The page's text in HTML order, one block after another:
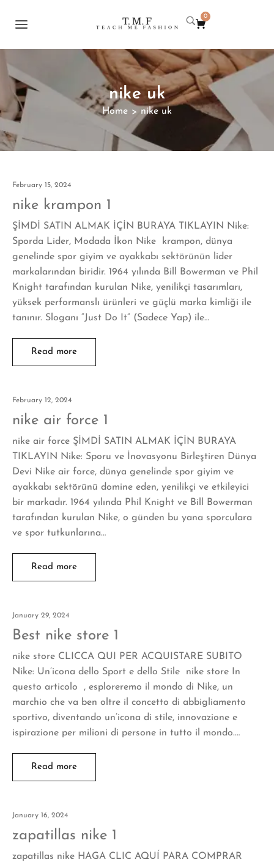
0
nike uk
Home > nike uk
February 15, 2024
nike krampon 1
ŞİMDİ SATIN ALMAK İÇİN BURAYA TIKLAYIN Nike:
Sporda Lider, Modada İkon Nike krampon, dünya
genelinde spor giyim ve ayakkabı sektörünün lider
markalarından biridir. 1964 yılında Bill Bowerman ve Phil
Knight tarafından kurulan Nike, yenilikçi tasarımları,
yüksek performanslı ürünleri ve güçlü marka kimliği ile
tanınır. Sloganı “Just Do It” (Sadece Yap) ile…
Read more
February 12, 2024
nike air force 1
nike air force ŞİMDİ SATIN ALMAK İÇİN BURAYA
TIKLAYIN Nike: Sporu ve İnovasyonu Birleştiren Dünya
Devi Nike air force, dünya genelinde spor giyim ve
ayakkabı sektörünü domine eden, yenilikçi ve etkileyici
bir markadır. 1964 yılında Phil Knight ve Bill Bowerman
tarafından kurulan Nike, o günden bu yana sporculara
ve spor tutkunlarına…
Read more
January 29, 2024
Best nike store 1
nike store CLICCA QUI PER ACQUISTARE SUBITO
Nike: Un’icona dello Sport e dello Stile nike store In
questo articolo , esploreremo il mondo di Nike, un
marchio che va ben oltre il concetto di abbigliamento
sportivo, diventando un’icona di stile, innovazione e
ispirazione per milioni di persone in tutto il mondo.…
Read more
January 16, 2024
zapatillas nike 1
zapatillas nike HAGA CLIC AQUÍ PARA COMPRAR